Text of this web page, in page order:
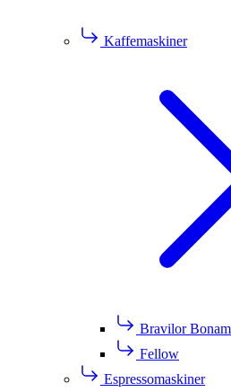
Kaffemaskiner
Bravilor
Fellow
Espressomaskiner